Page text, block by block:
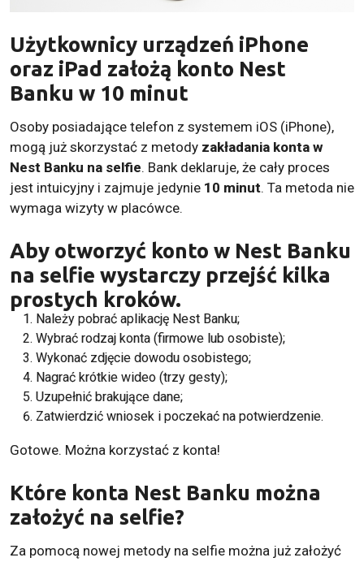
Użytkownicy urządzeń iPhone
oraz iPad założą konto Nest
Banku w 10 minut
Osoby posiadające telefon z systemem iOS (iPhone),
mogą już skorzystać z metody zakładania konta w
Nest Banku na selfie. Bank deklaruje, że cały proces
jest intuicyjny i zajmuje jedynie 10 minut. Ta metoda nie
wymaga wizyty w placówce.
Aby otworzyć konto w Nest Banku
na selfie wystarczy przejść kilka
prostych kroków.
Należy pobrać aplikację Nest Banku;
Wybrać rodzaj konta (firmowe lub osobiste);
Wykonać zdjęcie dowodu osobistego;
Nagrać krótkie wideo (trzy gesty);
Uzupełnić brakujące dane;
Zatwierdzić wniosek i poczekać na potwierdzenie.
Gotowe. Można korzystać z konta!
Które konta Nest Banku można
założyć na selfie?
Za pomocą nowej metody na selfie można już założyć